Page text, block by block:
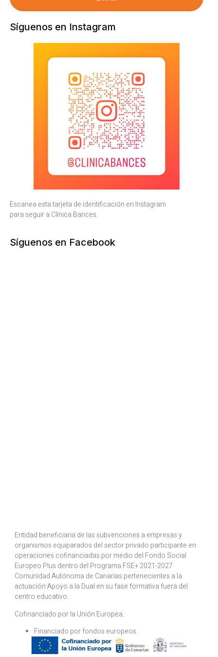
Síguenos en Instagram
Escanea esta tarjeta de identificación en Instagram
para seguir a Clínica Bances.
Síguenos en Facebook
Entidad beneficiaria de las subvenciones a empresas y
organismos equiparados del sector privado participante en
operaciones cofinanciadas por medio del Fondo Social
Europeo Plus dentro del Programa FSE+ 2021-2027
Comunidad Autónoma de Canarias pertenecientes a la
actuación Apoyo a la Dual en su fase formativa fuera del
centro educativo.
Cofinanciado por la Unión Europea.
⁠Financiado por fondos europeos.